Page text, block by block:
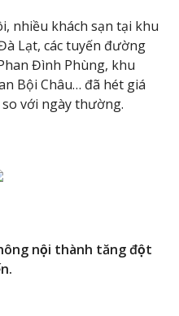
nhiều khách sạn tại khu
Lạt, các tuyến đường
Đình Phùng, khu
Bội Châu… đã hét giá
với ngày thường.
nội thành tăng đột